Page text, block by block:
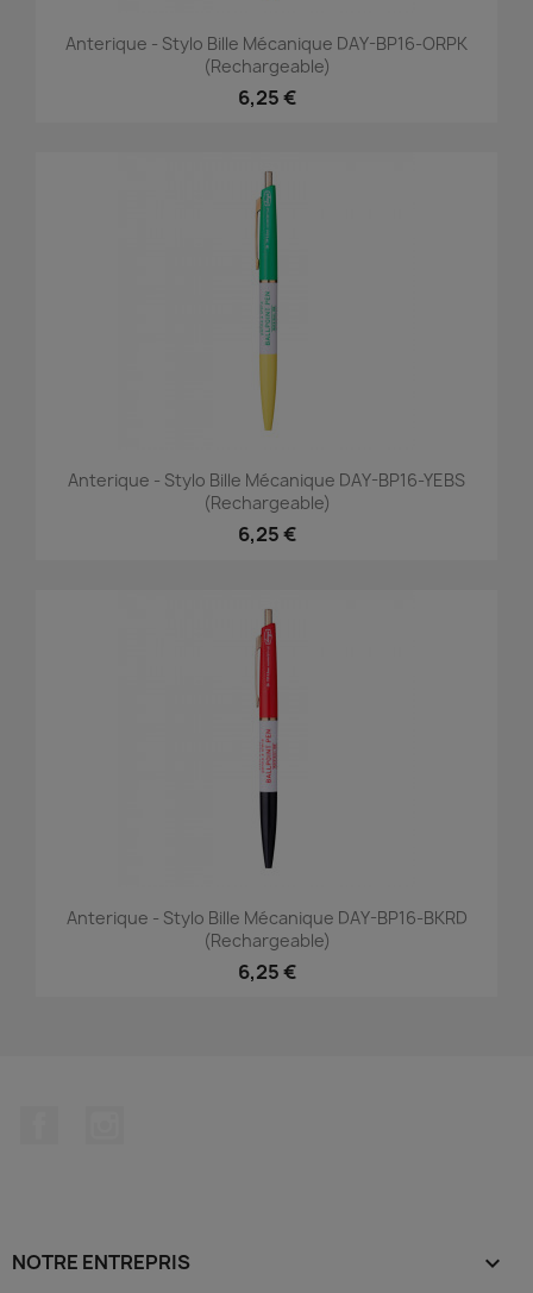
Anterique - Stylo Bille Mécanique DAY-BP16-ORPK
(rechargeable)
6,25 €
Anterique - Stylo Bille Mécanique DAY-BP16-YEBS
(rechargeable)
6,25 €
Anterique - Stylo Bille Mécanique DAY-BP16-BKRD
(rechargeable)
6,25 €
NOTRE ENTREPRIS 